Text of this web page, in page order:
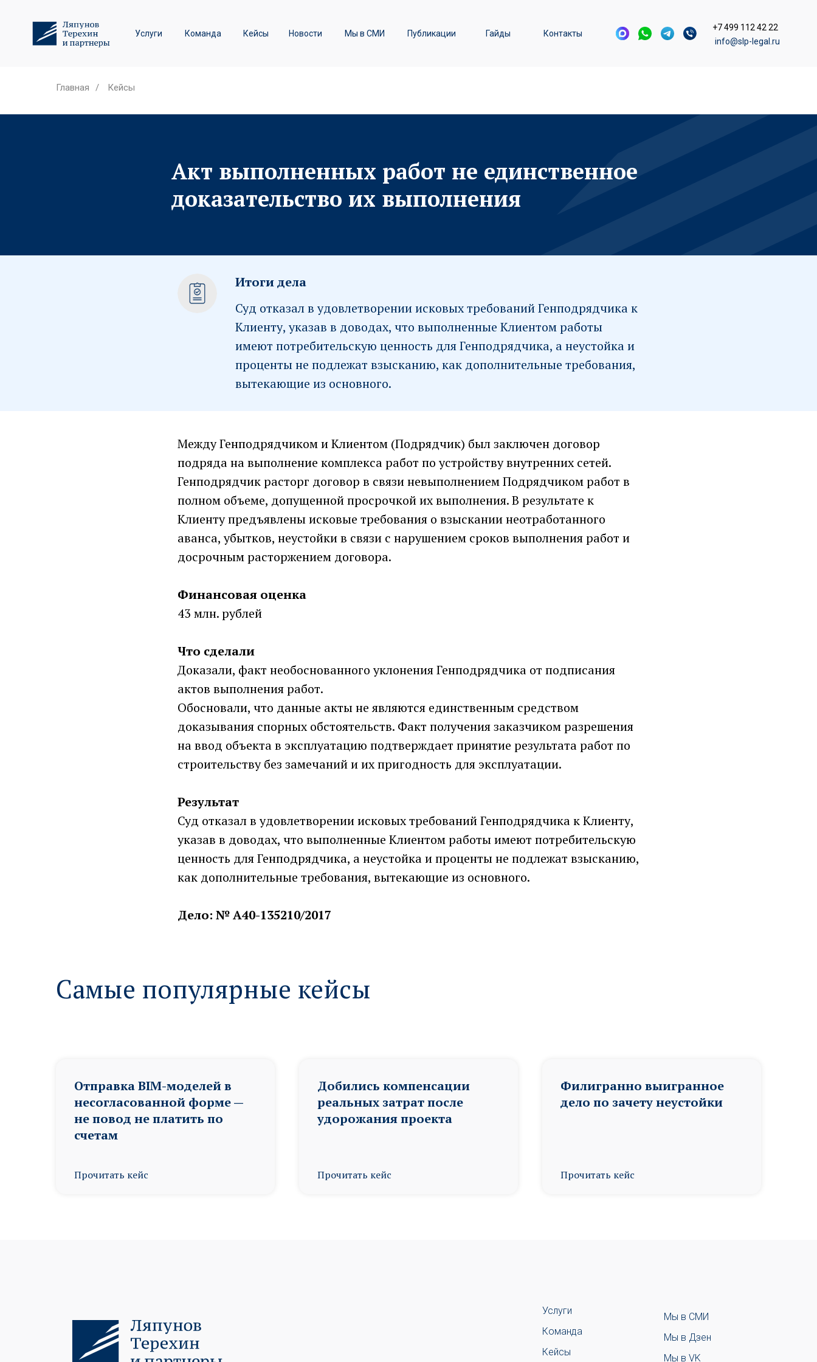
info@slp-legal.ru
+7 499 112 42 22
Команда
Услуги Мы в СМИ Публикации Гайды
Кейсы Новости Контакты
Железнодорожные перевозки
Лизинговые споры
Главная / Кейсы
Акт выполненных работ не единственное
доказательство их выполнения
Итоги дела
Суд отказал в удовлетворении исковых требований Генподрядчика к
Клиенту, указав в доводах, что выполненные Клиентом работы
имеют потребительскую ценность для Генподрядчика, а неустойка и
проценты не подлежат взысканию, как дополнительные требования,
вытекающие из основного.
Между Генподрядчиком и Клиентом (Подрядчик) был заключен договор
подряда на выполнение комплекса работ по устройству внутренних сетей.
Генподрядчик расторг договор в связи невыполнением Подрядчиком работ в
полном объеме, допущенной просрочкой их выполнения. В результате к
Клиенту предъявлены исковые требования о взыскании неотработанного
аванса, убытков, неустойки в связи с нарушением сроков выполнения работ и
досрочным расторжением договора.
Финансовая оценка
43 млн. рублей
Что сделали
Доказали, факт необоснованного уклонения Генподрядчика от подписания
актов выполнения работ.
Обосновали, что данные акты не являются единственным средством
доказывания спорных обстоятельств. Факт получения заказчиком разрешения
на ввод объекта в эксплуатацию подтверждает принятие результата работ по
строительству без замечаний и их пригодность для эксплуатации.
Результат
Суд отказал в удовлетворении исковых требований Генподрядчика к Клиенту,
указав в доводах, что выполненные Клиентом работы имеют потребительскую
ценность для Генподрядчика, а неустойка и проценты не подлежат взысканию,
как дополнительные требования, вытекающие из основного.
Дело: № А40-135210/2017
Самые популярные кейсы
Отправка BIM-моделей в
несогласованной форме —
не повод не платить по
счетам
Прочитать кейс
Добились компенсации
реальных затрат после
удорожания проекта
Прочитать кейс
Филигранно выигранное
дело по зачету неустойки
Прочитать кейс
Услуги
Команда
Кейсы
Мы в СМИ
Мы в Дзен
Мы в VK